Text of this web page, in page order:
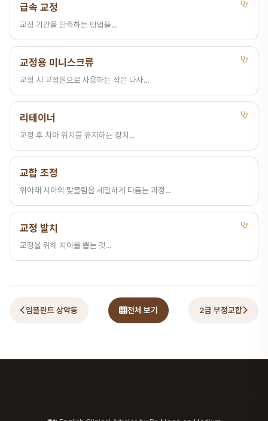
급속 교정
교정 기간을 단축하는 방법들...
교정용 미니스크류
교정 시 고정원으로 사용하는 작은 나사...
리테이너
교정 후 치아 위치를 유지하는 장치...
교합 조정
위아래 치아의 맞물림을 세밀하게 다듬는 과정...
교정 발치
교정을 위해 치아를 뽑는 것...
임플란트 상악동 전체 보기 2급 부정교합